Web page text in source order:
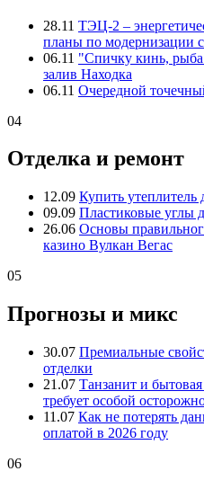
28.11 ТЭЦ-2 –
планы по модернизации
06.11 "Спичку кинь, рыба
залив Находка
06.11 Очередной
04
Отделка и ремонт
12.09 Купить утеплитель
09.09 Пластиковые углы
26.06 Основы
казино Вулкан Вегас
05
Прогнозы и микс
30.07 Премиальные
отделки
21.07 Танзанит и
требует особой
11.07 Как не потерять
оплатой в 2026 году
06